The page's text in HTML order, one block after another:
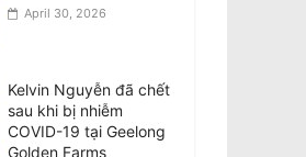
April 30, 2026
Kelvin Nguyễn đã chết
sau khi bị nhiễm
COVID-19 tại Geelong
Golden Farms